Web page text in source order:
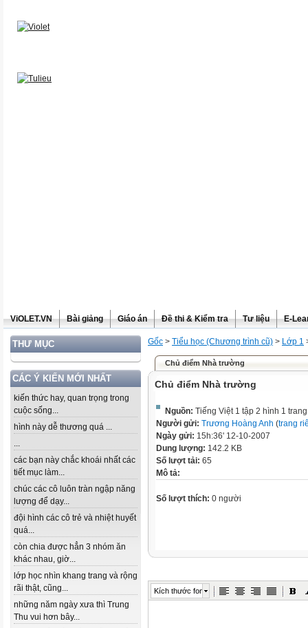
ViOLET.VN Bài giảng Giáo án Đề thi & Kiểm tra Tư liệu E-
THƯ MỤC
CÁC Ý KIẾN MỚI NHẤT
kiến thức hay, quan trọng trong
cuộc sống...
hình này dễ thương quá ...
...
các bạn này chắc khoái nhất các
tiết mục làm...
chúc các cô luôn tràn ngập năng
lượng để dạy...
đội hình các cô trẻ và nhiệt huyết
quá...
còn chia được hẳn 3 nhóm ăn
khác nhau, giờ...
lớp học nhìn khang trang và rộng
rãi thật, cũng...
những năm ngày xưa thì Trung
Thu vui hơn bây...
Gốc > Tiểu học (Chương trình cũ) > Lớp 1
Chủ điểm Nhà trường
Chủ điểm Nhà trường
Nguồn: Tiếng Việt 1 tập 2 hình 1
Người gửi: Trương Hoàng Anh (trang
Ngày gửi: 15h:36' 12-10-2007
Dung lượng: 142.2 KB
Số lượt tải: 65
Mô tả:
Số lượt thích: 0 người
Kích thước font